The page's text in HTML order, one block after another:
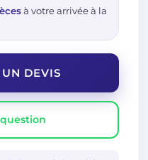
à votre arrivée à la
DEVIS